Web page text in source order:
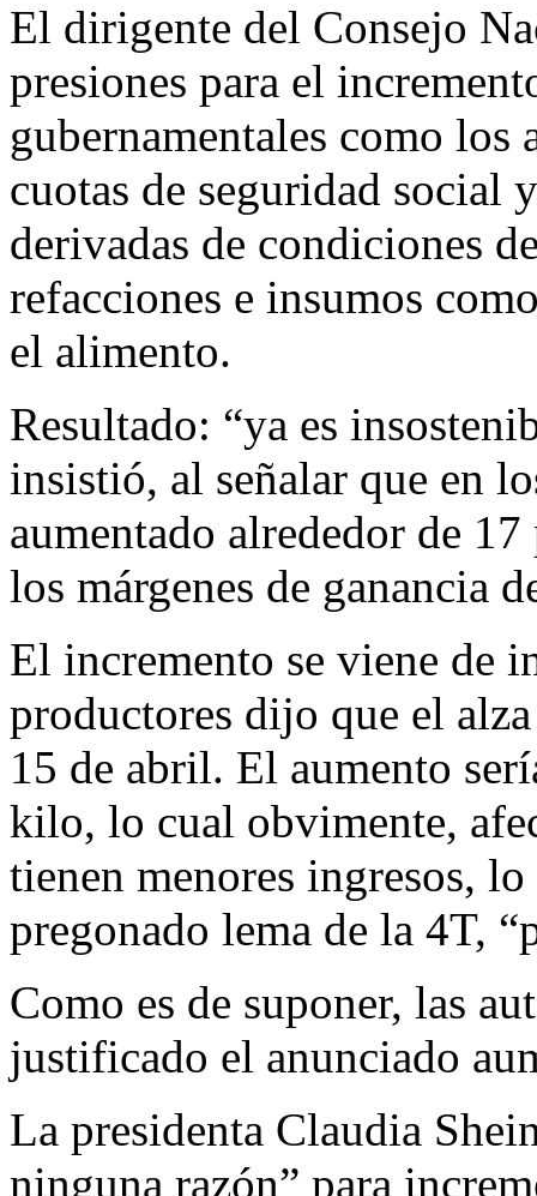
El dirigente del Consejo
presiones para el
gubernamentales como los
cuotas de seguridad social
derivadas de condiciones
refacciones e insumos
el alimento.
Resultado: “ya es
insistió, al señalar que en
aumentado alrededor de
los márgenes de ganancia
El incremento se viene de
productores dijo que el
15 de abril. El aumento
kilo, lo cual obvimente,
tienen menores ingresos,
pregonado lema de la 4T,
Como es de suponer, las
justificado el anunciado
La presidenta Claudia
ninguna razón” para